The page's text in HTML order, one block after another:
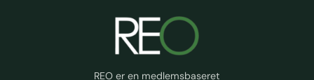
REO er en medlemsbaseret